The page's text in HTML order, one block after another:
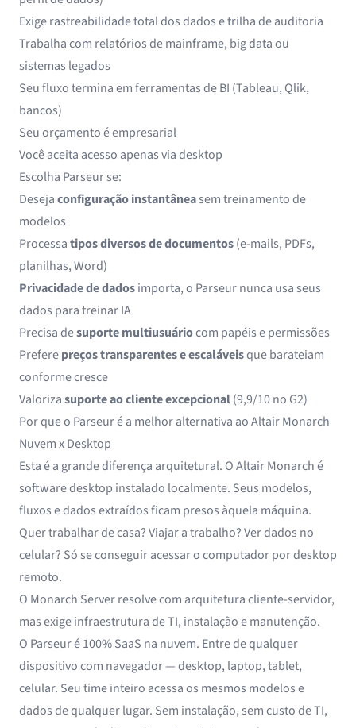
Exige rastreabilidade total dos dados e trilha de auditoria
Trabalha com relatórios de mainframe, big data ou
sistemas legados
Seu fluxo termina em ferramentas de BI (Tableau, Qlik,
bancos)
Seu orçamento é empresarial
Você aceita acesso apenas via desktop
Escolha Parseur se:
Desejaconfiguração instantâneasem treinamento de
modelos
Processatipos diversos de documentos(e-mails, PDFs,
planilhas, Word)
Privacidade de dadosimporta, o Parseur nunca usa seus
dados para treinar IA
Precisa desuporte multiusuáriocom papéis e permissões
Preferepreços transparentes e escaláveisque barateiam
conforme cresce
Valorizasuporte ao cliente excepcional(9,9/10 no G2)
Por que o Parseur é a melhor alternativa ao Altair Monarch
Nuvem x Desktop
Esta é a grande diferença arquitetural. O Altair Monarch é
software desktop instalado localmente. Seus modelos,
fluxos e dados extraídos ficam presos àquela máquina.
Quer trabalhar de casa? Viajar a trabalho? Ver dados no
celular? Só se conseguir acessar o computador por desktop
remoto.
O Monarch Server resolve com arquitetura cliente-servidor,
mas exige infraestrutura de TI, instalação e manutenção.
O Parseur é 100% SaaS na nuvem. Entre de qualquer
dispositivo com navegador — desktop, laptop, tablet,
celular. Seu time inteiro acessa os mesmos modelos e
dados de qualquer lugar. Sem instalação, sem custo de TI,